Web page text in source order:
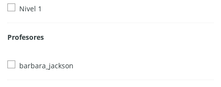
Nivel 1
Profesores
barbara_jackson